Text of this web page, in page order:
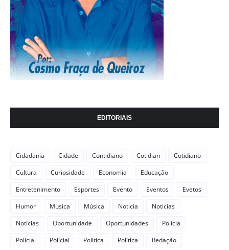
EDITORIAIS
Cidadania Cidade Contidiano Cotidian
Cotidiano
Cultura
Curiosidade Economia
Educação
Entretenimento
Esportes Evento Eventos
Evetos
Humor
Musica Música Noticia
Noticias
Notícias
Oportunidade Oportunidades
Polícia
Policial
Polícial Politica Política Redação